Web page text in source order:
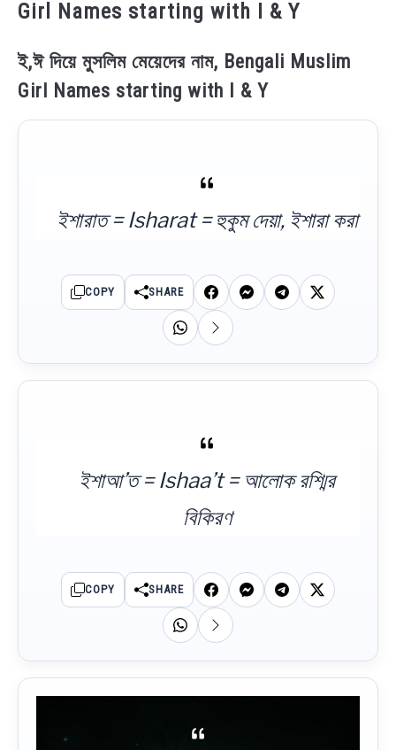
Girl Names starting with I & Y
ই,ঈ দিয়ে মুসলিম মেয়েদের নাম, Bengali Muslim
Girl Names starting with I & Y
ইশারাত = Isharat = হুকুম দেয়া, ইশারা করা
COPY SHARE
ইশাআ’ত = Ishaa’t = আলোক রশ্মির
বিকিরণ
COPY SHARE